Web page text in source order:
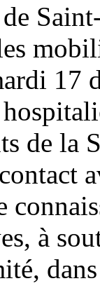
17
de la
à